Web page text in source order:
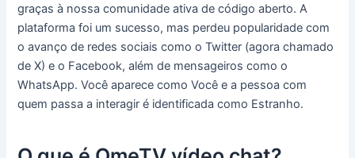
graças à nossa comunidade ativa de código aberto. A
plataforma foi um sucesso, mas perdeu popularidade com
o avanço de redes sociais como o Twitter (agora chamado
de X) e o Facebook, além de mensageiros como o
WhatsApp. Você aparece como Você e a pessoa com
quem passa a interagir é identificada como Estranho.